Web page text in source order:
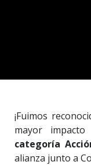
¡Fuimos
mayor
categoría
alianza junto a